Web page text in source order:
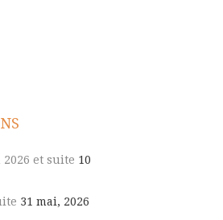
et suite 10
31 mai, 2026